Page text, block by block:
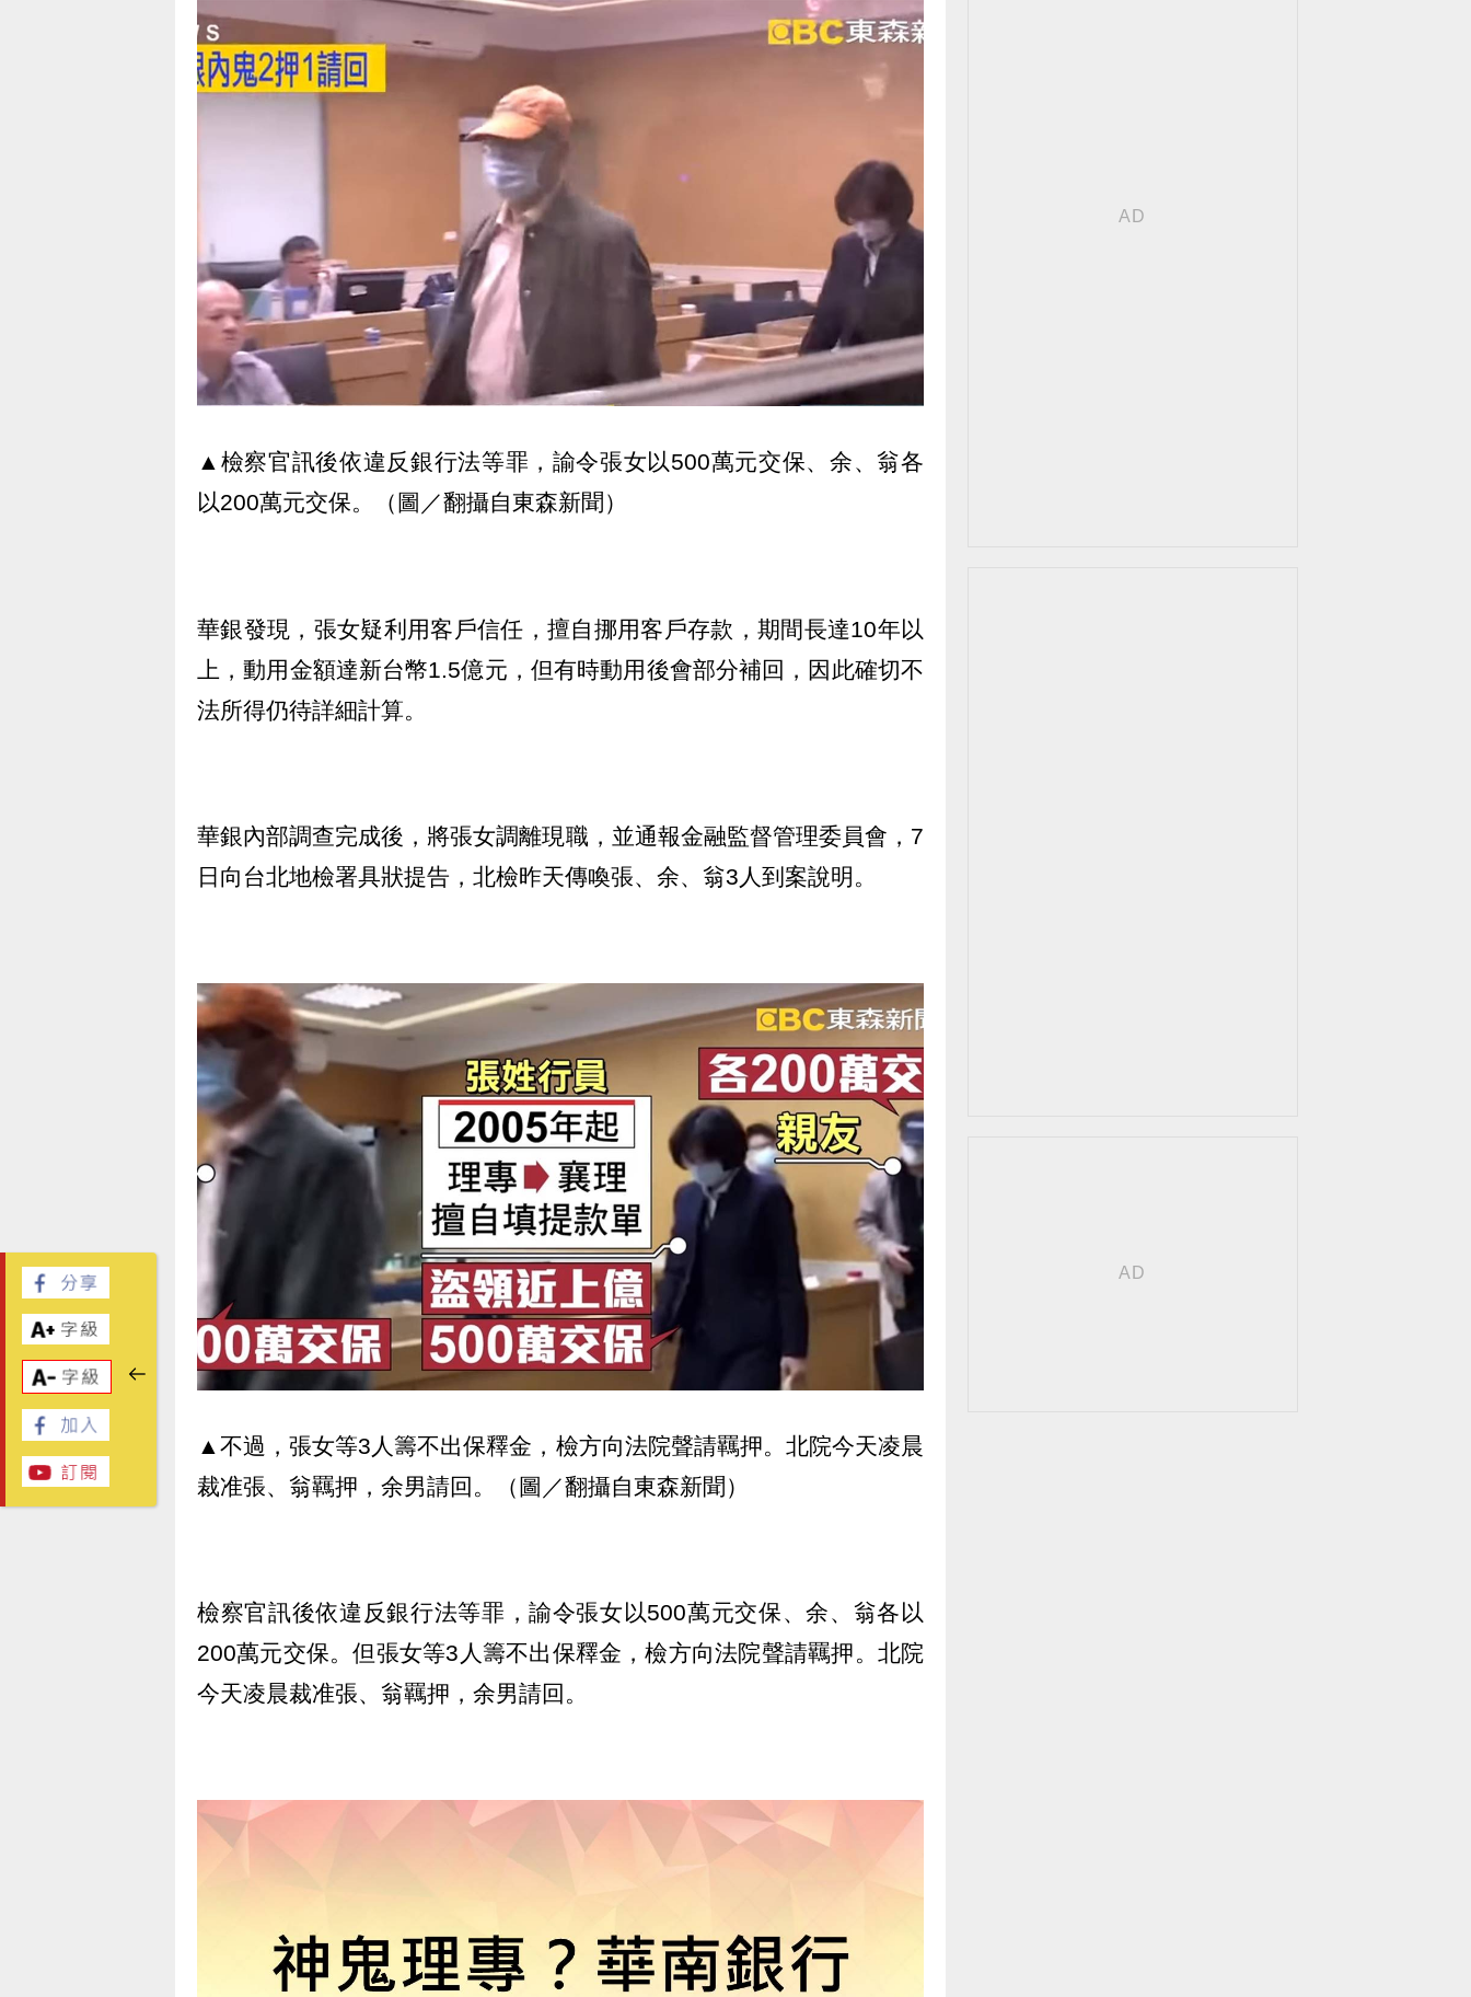
▲檢察官訊後依違反銀行法等罪，諭令張女以500萬元交保、余、翁各
以200萬元交保。（圖／翻攝自東森新聞）
華銀發現，張女疑利用客戶信任，擅自挪用客戶存款，期間長達10年以
上，動用金額達新台幣1.5億元，但有時動用後會部分補回，因此確切不
法所得仍待詳細計算。
華銀內部調查完成後，將張女調離現職，並通報金融監督管理委員會，7
日向台北地檢署具狀提告，北檢昨天傳喚張、余、翁3人到案說明。
▲不過，張女等3人籌不出保釋金，檢方向法院聲請羈押。北院今天凌晨
裁准張、翁羈押，余男請回。（圖／翻攝自東森新聞）
檢察官訊後依違反銀行法等罪，諭令張女以500萬元交保、余、翁各以
200萬元交保。但張女等3人籌不出保釋金，檢方向法院聲請羈押。北院
今天凌晨裁准張、翁羈押，余男請回。